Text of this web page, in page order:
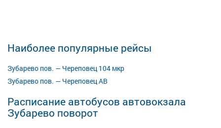
Наиболее популярные рейсы
Зубарево пов. — Череповец 104 мкр
Зубарево пов. — Череповец АВ
Расписание автобусов автовокзала
Зубарево поворот